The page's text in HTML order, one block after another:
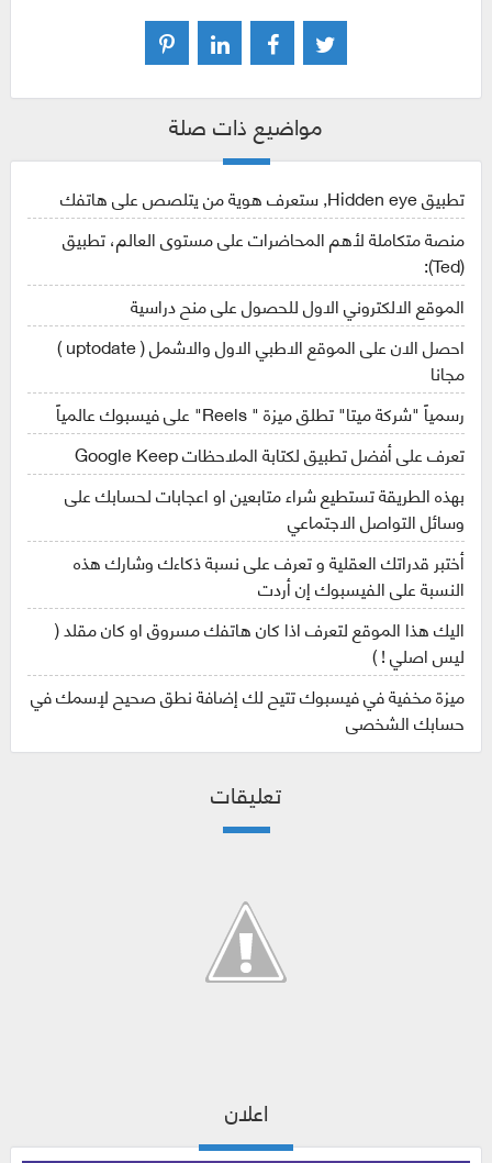
مواضيع ذات صلة
تطبيق Hidden eye, ستعرف هوية من يتلصص على هاتفك
منصة متكاملة لأهم المحاضرات على مستوى العالم، تطبيق
(Ted):
الموقع الالكتروني الاول للحصول على منح دراسية
احصل الان على الموقع الاطبي الاول والاشمل ( uptodate )
مجانا
رسمياً "شركة ميتا" تطلق ميزة " Reels" على فيسبوك عالمياً
تعرف على أفضل تطبيق لكتابة الملاحظات Google Keep
بهذه الطريقة تستطيع شراء متابعين او اعجابات لحسابك على
وسائل التواصل الاجتماعي
أختبر قدراتك العقلية و تعرف على نسبة ذكاءك وشارك هذه
النسبة على الفيسبوك إن أردت
اليك هذا الموقع لتعرف اذا كان هاتفك مسروق او كان مقلد (
ليس اصلي ! )
ميزة مخفية في فيسبوك تتيح لك إضافة نطق صحيح لإسمك في
حسابك الشخصي
تعليقات
اعلان